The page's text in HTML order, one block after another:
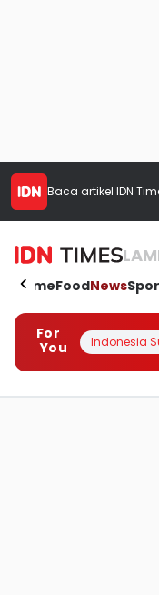
Baca artikel IDN
HomeFoodNews
For
You
Indonesia